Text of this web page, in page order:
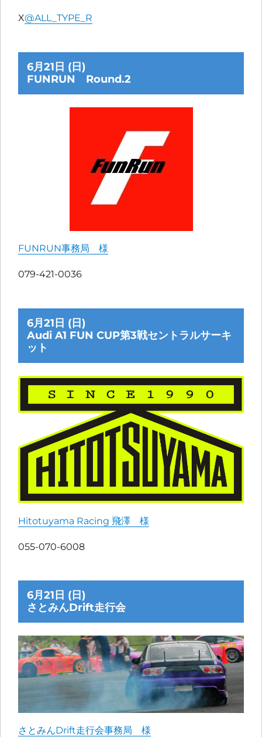
X@ALL_TYPE_R
6月21日 (日)
FUNRUN Round.2
FUNRUN事務局 様
079-421-0036
6月21日 (日)
Audi A1 FUN CUP第3戦セントラルサーキ
ット
Hitotuyama Racing 飛澤 様
055-070-6008
6月21日 (日)
さとみんDrift走行会
さとみんDrift走行会事務局 様